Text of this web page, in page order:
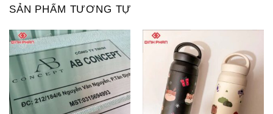
SẢN PHẨM TƯƠNG TỰ